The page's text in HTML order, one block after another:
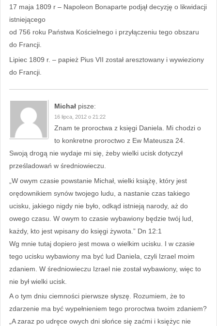
17 maja 1809 r – Napoleon Bonaparte podjął decyzję o likwidacji
istniejącego
od 756 roku Państwa Kościelnego i przyłączeniu tego obszaru
do Francji.
Lipiec 1809 r. – papież Pius VII został aresztowany i wywieziony
do Francji.
Michał pisze:
16 lipca, 2012 o 21:22
Znam te proroctwa z księgi Daniela. Mi chodzi o
to konkretne proroctwo z Ew Mateusza 24.
Swoją drogą nie wydaje mi się, żeby wielki ucisk dotyczył
prześladowań w średniowieczu.
„W owym czasie powstanie Michał, wielki książę, który jest
orędownikiem synów twojego ludu, a nastanie czas takiego
ucisku, jakiego nigdy nie było, odkąd istnieją narody, aż do
owego czasu. W owym to czasie wybawiony będzie twój lud,
każdy, kto jest wpisany do księgi żywota.” Dn 12:1
Wg mnie tutaj dopiero jest mowa o wielkim ucisku. I w czasie
tego ucisku wybawiony ma być lud Daniela, czyli Izrael moim
zdaniem. W średniowieczu Izrael nie został wybawiony, więc to
nie był wielki ucisk.
A o tym dniu ciemności pierwsze słyszę. Rozumiem, że to
zdarzenie ma być wypełnieniem tego proroctwa twoim zdaniem?
„A zaraz po udręce owych dni słońce się zaćmi i księżyc nie